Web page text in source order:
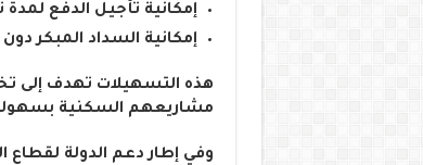
إمكانية تأجيل الدفع لمدة تصل
إمكانية السداد المبكر
هذه التسهيلات تهدف إلى
مشاريعهم السكنية
وفي إطار دعم الدولة لقطاع